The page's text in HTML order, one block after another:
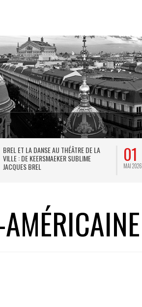
BREL ET LA DANSE AU THÉÂTRE DE LA
VILLE : DE KEERSMAEKER SUBLIME
JACQUES BREL
01
MAI 2026